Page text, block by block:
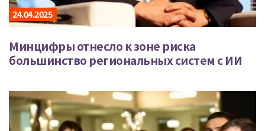
24.04.2025
Минцифры отнесло к зоне риска
большинство региональных систем с ИИ